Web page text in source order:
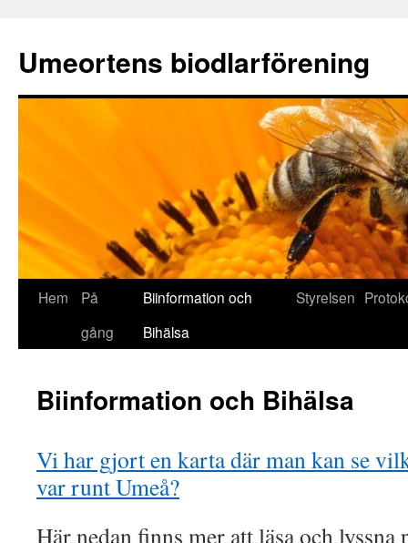
Umeortens biodlarförening
Hoppa
Hem
På
gång
Biinformation och
Bihälsa
Styrelsen
Biinformation och Bihälsa
Vi har gjort en karta där man kan se
var runt Umeå?
Här nedan finns mer att läsa och lyssna